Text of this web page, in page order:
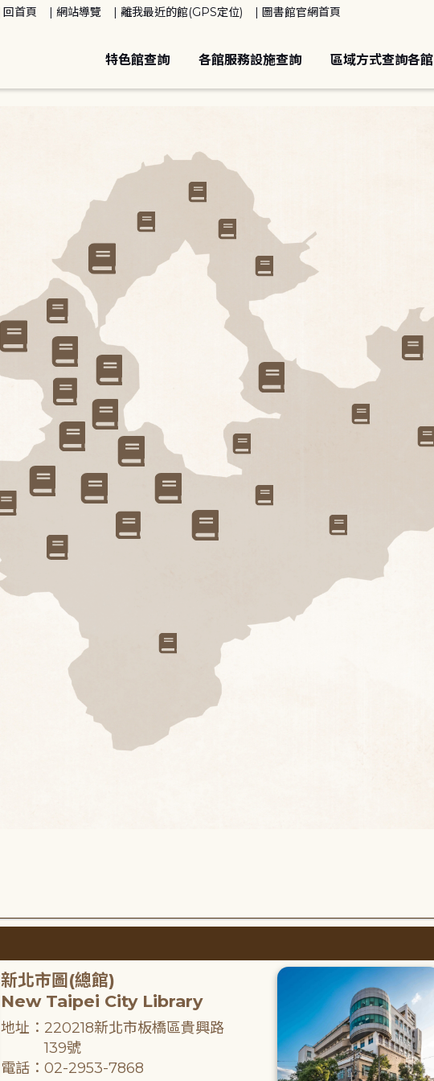
回首頁 網站導覽 離我最近的館(GPS定位) 圖書館官網首頁
特色館查詢 各館服務設施查詢 區域方式查詢各館
新北市圖(總館)
New Taipei City Library
地址：220218新北市板橋區貴興路
139號
電話：02-2953-7868